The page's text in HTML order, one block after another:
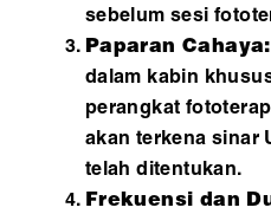
sebelum sesi
Paparan Cahaya:
dalam kabin
perangkat
akan terkena sinar
telah ditentukan.
Frekuensi dan